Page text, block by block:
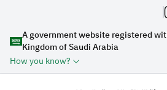
A government website registered
Kingdom of Saudi Arabia
How you know?